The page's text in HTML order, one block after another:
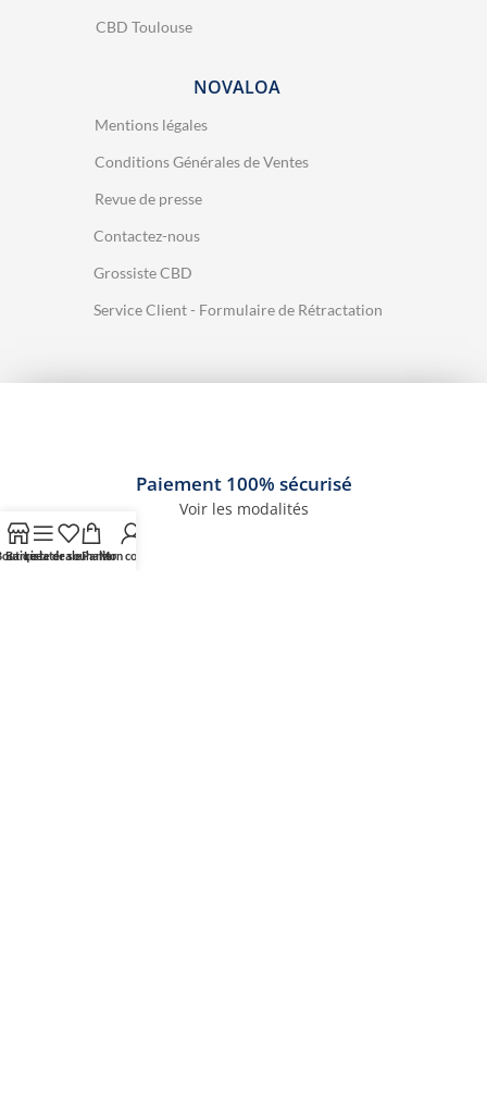
CBD Toulouse
NOVALOA
Mentions légales
Conditions Générales de Ventes
Revue de presse
Contactez-nous
Grossiste CBD
Service Client - Formulaire de Rétractation
Paiement 100% sécurisé
Voir les modalités
Barre latérale
Liste de souhaits
PanierMon compte